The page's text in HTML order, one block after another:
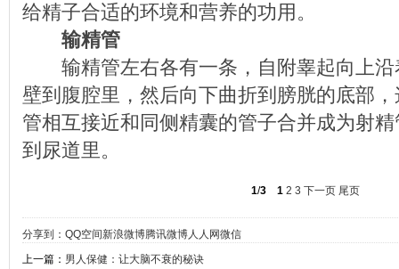
给精子合适的环境和营养的功用。
输精管
输精管左右各有一条，自附睾起向上沿
壁到腹腔里，然后向下曲折到膀胱的底部
管相互接近和同侧精囊的管子合并成为射
到尿道里。
1/3 1 2 3 下一页 尾页
分享到： QQ空间新浪微博腾讯微博人人网微信
上一篇： 男人保健：让大脑不衰的秘诀